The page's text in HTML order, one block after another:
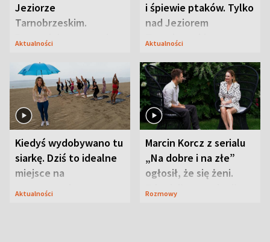
Jeziorze
Tarnobrzeskim.
Przyrodnicy zwracają
Aktualności
i śpiewie ptaków. Tylko
nad Jeziorem
Tarnobrzeskim
Aktualności
Kiedyś wydobywano tu
siarkę. Dziś to idealne
miejsce na
wypoczynek
Aktualności
Marcin Korcz z serialu
„Na dobre i na złe”
ogłosił, że się żeni.
Zdradził, co zmienił
Rozmowy